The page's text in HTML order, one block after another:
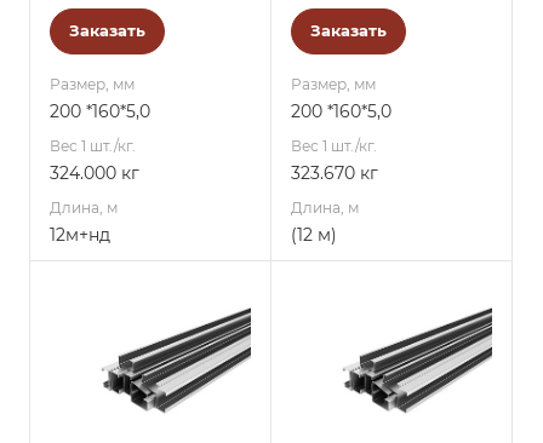
Заказать
Размер, мм
200 *160*5,0
Вес 1 шт./кг.
324.000 кг
Длина, м
12м+нд
Заказать
Размер, мм
200 *160*5,0
Вес 1 шт./кг.
323.670 кг
Длина, м
(12 м)